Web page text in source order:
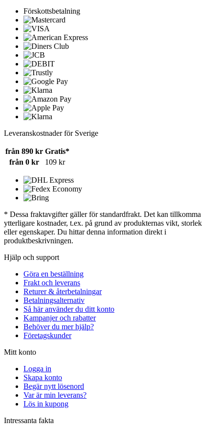
Förskottsbetalning
Leveranskostnader för Sverige
från 890 kr Gratis*
från 0 kr
109 kr
* Dessa fraktavgifter gäller för standardfrakt. Det kan tillkomma
ytterligare kostnader, t.ex. på grund av produkternas vikt, storlek
eller egenskaper. Du hittar denna information direkt i
produktbeskrivningen.
Hjälp och support
Göra en beställning
Frakt och leverans
Returer & återbetalningar
Betalningsalternativ
Så här använder du ditt konto
Kampanjer och rabatter
Behöver du mer hjälp?
Företagskunder
Mitt konto
Logga in
Skapa konto
Begär nytt lösenord
Var är min leverans?
Lös in kupong
Intressanta fakta